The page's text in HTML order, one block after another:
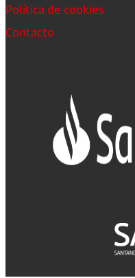
Política de cookies
Contacto